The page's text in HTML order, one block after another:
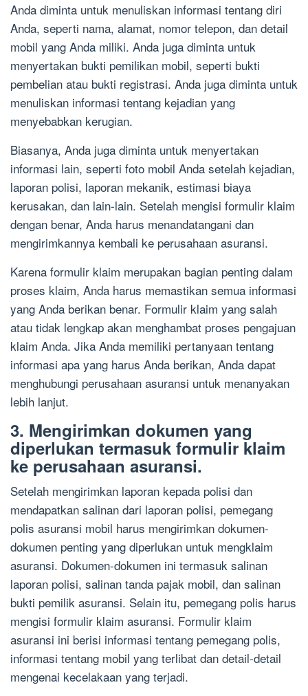
Anda diminta untuk menuliskan informasi tentang diri
Anda, seperti nama, alamat, nomor telepon, dan detail
mobil yang Anda miliki. Anda juga diminta untuk
menyertakan bukti pemilikan mobil, seperti bukti
pembelian atau bukti registrasi. Anda juga diminta untuk
menuliskan informasi tentang kejadian yang
menyebabkan kerugian.
Biasanya, Anda juga diminta untuk menyertakan
informasi lain, seperti foto mobil Anda setelah kejadian,
laporan polisi, laporan mekanik, estimasi biaya
kerusakan, dan lain-lain. Setelah mengisi formulir klaim
dengan benar, Anda harus menandatangani dan
mengirimkannya kembali ke perusahaan asuransi.
Karena formulir klaim merupakan bagian penting dalam
proses klaim, Anda harus memastikan semua informasi
yang Anda berikan benar. Formulir klaim yang salah
atau tidak lengkap akan menghambat proses pengajuan
klaim Anda. Jika Anda memiliki pertanyaan tentang
informasi apa yang harus Anda berikan, Anda dapat
menghubungi perusahaan asuransi untuk menanyakan
lebih lanjut.
3. Mengirimkan dokumen yang
diperlukan termasuk formulir klaim
ke perusahaan asuransi.
Setelah mengirimkan laporan kepada polisi dan
mendapatkan salinan dari laporan polisi, pemegang
polis asuransi mobil harus mengirimkan dokumen-
dokumen penting yang diperlukan untuk mengklaim
asuransi. Dokumen-dokumen ini termasuk salinan
laporan polisi, salinan tanda pajak mobil, dan salinan
bukti pemilik asuransi. Selain itu, pemegang polis harus
mengisi formulir klaim asuransi. Formulir klaim
asuransi ini berisi informasi tentang pemegang polis,
informasi tentang mobil yang terlibat dan detail-detail
mengenai kecelakaan yang terjadi.